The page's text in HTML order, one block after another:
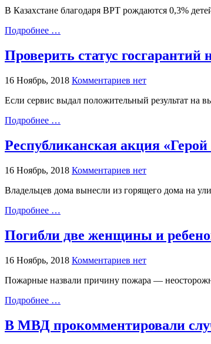
В Казахстане благодаря ВРТ рождаются 0,3%
Подробнее …
Проверить статус
16 Ноябрь, 2018 Комментариев нет
Если сервис выдал положительный результат на
Подробнее …
Республиканская акция
16 Ноябрь, 2018 Комментариев нет
Владельцев дома вынесли из горящего дома на
Подробнее …
Погибли две женщины и
16 Ноябрь, 2018 Комментариев нет
Пожарные назвали причину пожара —
Подробнее …
В МВД прокомментировали